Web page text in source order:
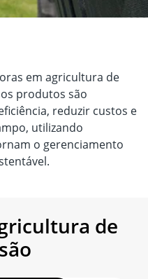
em agricultura de
produtos são
reduzir custos e
utilizando
o gerenciamento
de